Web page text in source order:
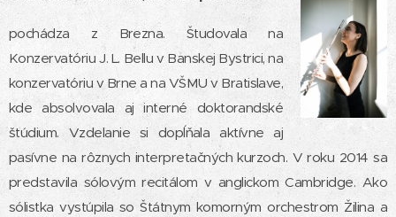
pochádza z Brezna. Študovala na
Konzervatóriu J. L. Bellu v Banskej Bystrici, na
konzervatóriu v Brne a na VŠMU v Bratislave,
kde absolvovala aj interné doktorandské
štúdium. Vzdelanie si dopĺňala aktívne aj
pasívne na rôznych interpretačných kurzoch. V roku 2014 sa
predstavila sólovým recitálom v anglickom Cambridge. Ako
sólistka vystúpila so Štátnym komorným orchestrom Žilina a